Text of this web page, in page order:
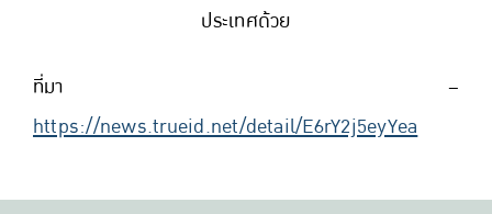
ประเทศด้วย
ที่มา –
https://news.trueid.net/detail/E6rY2j5eyYea